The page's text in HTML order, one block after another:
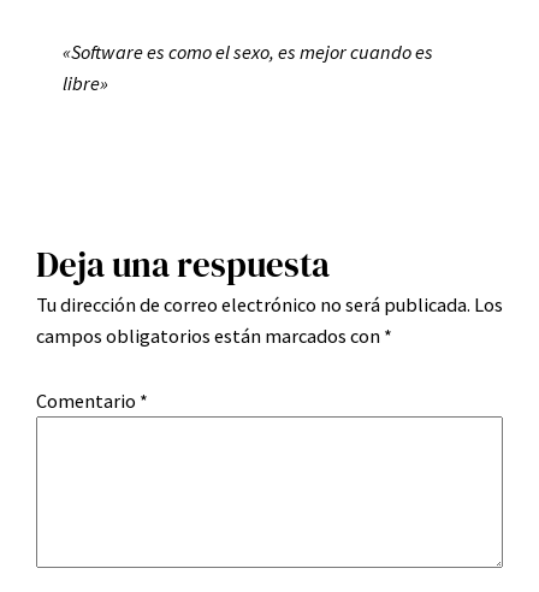
«Software es como el sexo, es mejor cuando es
libre»
Deja una respuesta
Tu dirección de correo electrónico no será publicada. Los
campos obligatorios están marcados con *
Comentario *